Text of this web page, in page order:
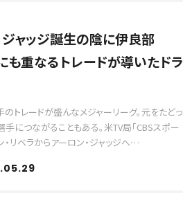
ジャッジ誕生の陰に伊良部
重なるトレードが導いたドラ
トレードが盛んなメジャーリーグ。元をたどっ
につながることもある。米TV局「CBSスポー
・リベラからアーロン・ジャッジへ…